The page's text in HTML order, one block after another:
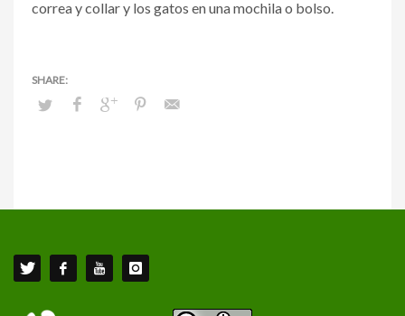
correa y collar y los gatos en una mochila o bolso.